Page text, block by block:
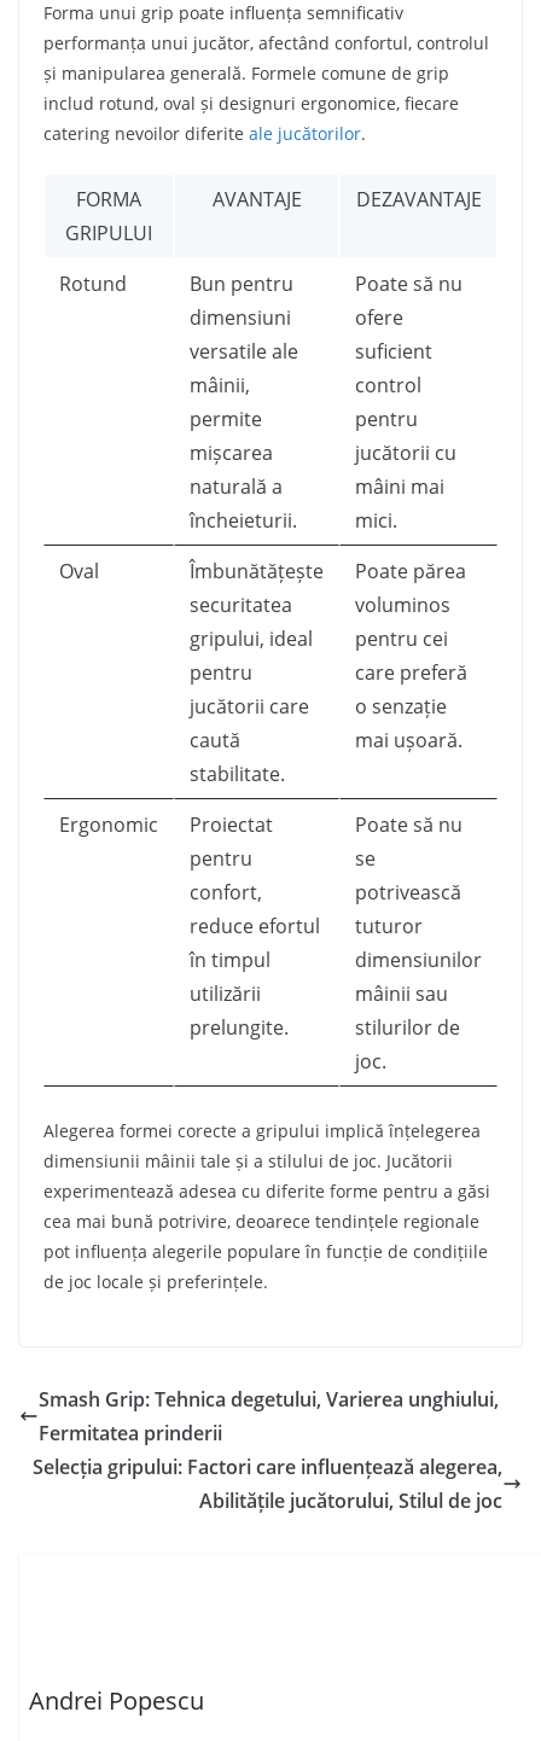
Forma unui grip poate influența semnificativ
performanța unui jucător, afectând confortul, controlul
și manipularea generală. Formele comune de grip
includ rotund, oval și designuri ergonomice, fiecare
catering nevoilor diferite ale jucătorilor.
FORMA
GRIPULUI
AVANTAJE DEZAVANTAJE
Rotund
Bun pentru
dimensiuni
versatile ale
mâinii,
permite
mișcarea
naturală a
încheieturii.
Poate să nu
ofere
suficient
control
pentru
jucătorii cu
mâini mai
mici.
Oval
Îmbunătățește
securitatea
gripului, ideal
pentru
jucătorii care
caută
stabilitate.
Poate părea
voluminos
pentru cei
care preferă
o senzație
mai ușoară.
Ergonomic
Proiectat
pentru
confort,
reduce efortul
în timpul
utilizării
prelungite.
Poate să nu
se
potrivească
tuturor
dimensiunilor
mâinii sau
stilurilor de
joc.
Alegerea formei corecte a gripului implică înțelegerea
dimensiunii mâinii tale și a stilului de joc. Jucătorii
experimentează adesea cu diferite forme pentru a găsi
cea mai bună potrivire, deoarece tendințele regionale
pot influența alegerile populare în funcție de condițiile
de joc locale și preferințele.
Smash Grip: Tehnica degetului, Varierea unghiului,
Fermitatea prinderii
Selecția gripului: Factori care influențează alegerea,
Abilitățile jucătorului, Stilul de joc
Andrei Popescu